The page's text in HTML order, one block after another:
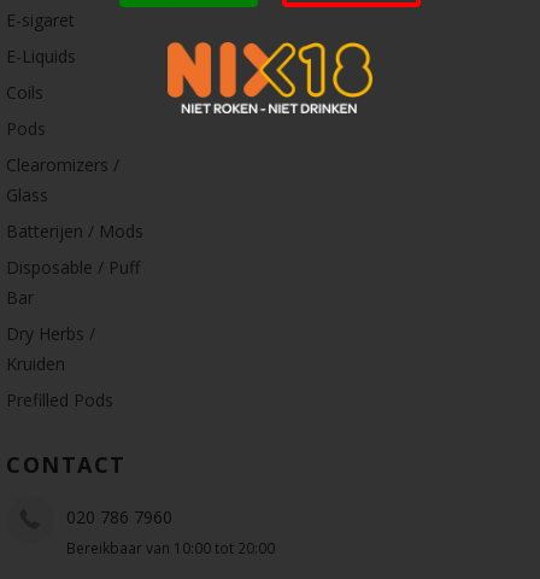
E-sigaret
E-Liquids
Coils
Pods
Clearomizers /
Glass
Batterijen / Mods
Disposable / Puff
Bar
Dry Herbs /
Kruiden
Prefilled Pods
CONTACT
020 786 7960
Bereikbaar van 10:00 tot 20:00